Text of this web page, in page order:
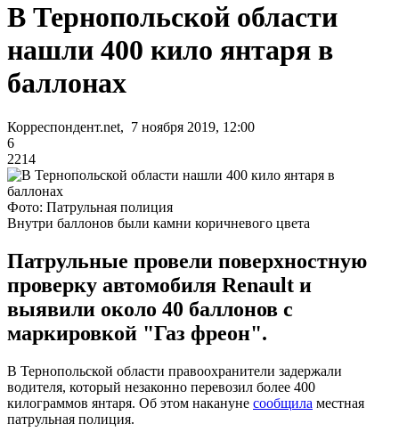
В Тернопольской области
нашли 400 кило янтаря в
баллонах
Корреспондент.net, 7 ноября 2019, 12:00
6
2214
Фото: Патрульная полиция
Внутри баллонов были камни коричневого цвета
Патрульные провели поверхностную
проверку автомобиля Renault и
выявили около 40 баллонов с
маркировкой "Газ фреон".
В Тернопольской области правоохранители задержали
водителя, который незаконно перевозил более 400
килограммов янтаря. Об этом накануне сообщила местная
патрульная полиция.